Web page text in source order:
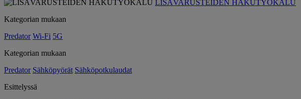
LISÄVARUSTEIDEN HAKUTYÖKALU
Kategorian mukaan
Predator Wi-Fi 5G
Kategorian mukaan
Predator Sähköpyörät Sähköpotkulaudat
Esittelyssä